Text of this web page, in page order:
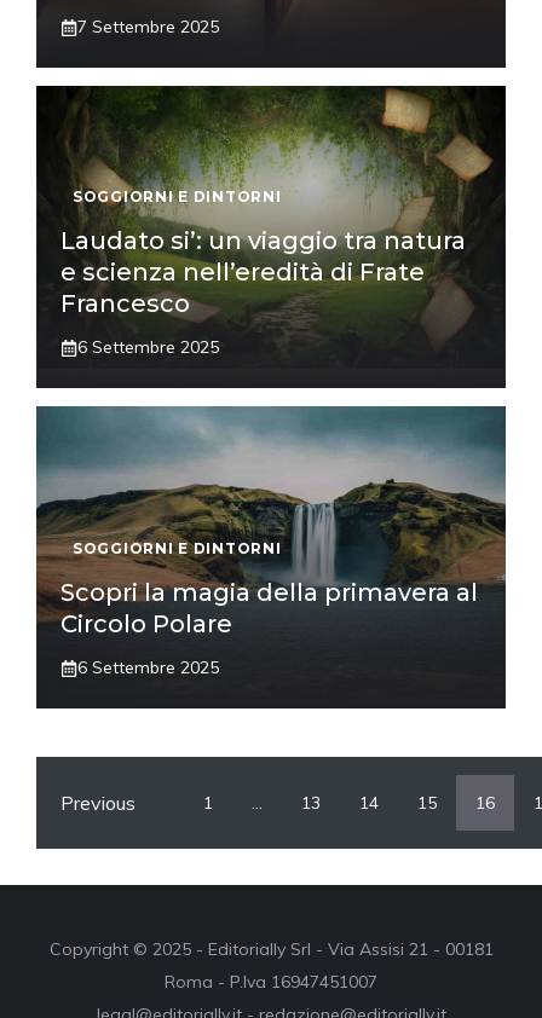
7 Settembre 2025
SOGGIORNI E DINTORNI
Laudato si’: un viaggio tra natura
e scienza nell’eredità di Frate
Francesco
6 Settembre 2025
SOGGIORNI E DINTORNI
Scopri la magia della primavera al
Circolo Polare
6 Settembre 2025
Previous 1 … 13 14 15 16
Copyright © 2025 - Editorially Srl - Via Assisi 21 - 00181
Roma - P.Iva 16947451007